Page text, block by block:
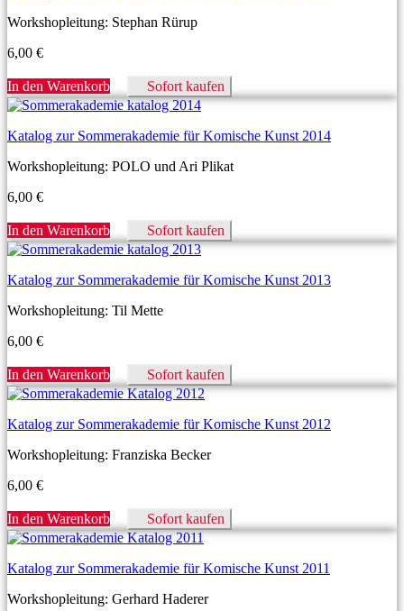
Workshopleitung: Stephan Rürup
6,00 €
In den Warenkorb Sofort kaufen
Katalog zur Sommerakademie für Komische Kunst 2014
Workshopleitung: POLO und Ari Plikat
6,00 €
In den Warenkorb Sofort kaufen
Katalog zur Sommerakademie für Komische Kunst 2013
Workshopleitung: Til Mette
6,00 €
In den Warenkorb Sofort kaufen
Katalog zur Sommerakademie für Komische Kunst 2012
Workshopleitung: Franziska Becker
6,00 €
In den Warenkorb Sofort kaufen
Katalog zur Sommerakademie für Komische Kunst 2011
Workshopleitung: Gerhard Haderer